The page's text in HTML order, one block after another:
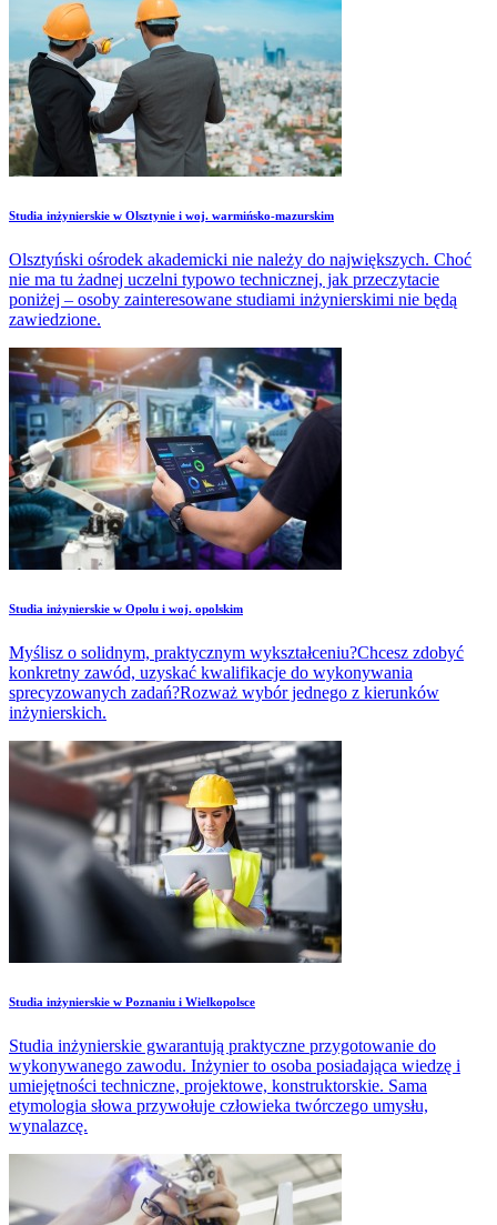
Studia inżynierskie w Olsztynie i woj. warmińsko-mazurskim
Olsztyński ośrodek akademicki nie należy do największych. Choć
nie ma tu żadnej uczelni typowo technicznej, jak przeczytacie
poniżej – osoby zainteresowane studiami inżynierskimi nie będą
zawiedzione.
Studia inżynierskie w Opolu i woj. opolskim
Myślisz o solidnym, praktycznym wykształceniu?Chcesz zdobyć
konkretny zawód, uzyskać kwalifikacje do wykonywania
sprecyzowanych zadań?Rozważ wybór jednego z kierunków
inżynierskich.
Studia inżynierskie w Poznaniu i Wielkopolsce
Studia inżynierskie gwarantują praktyczne przygotowanie do
wykonywanego zawodu. Inżynier to osoba posiadająca wiedzę i
umiejętności techniczne, projektowe, konstruktorskie. Sama
etymologia słowa przywołuje człowieka twórczego umysłu,
wynalazcę.